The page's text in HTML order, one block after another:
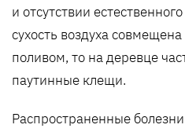
и отсутствии
сухость воздуха
поливом, то на деревце
паутинные клещи.
Распространенные